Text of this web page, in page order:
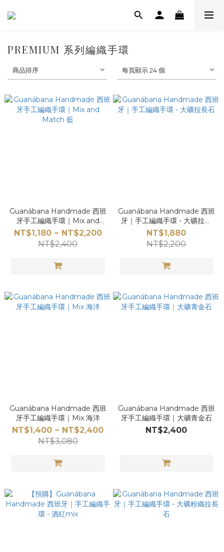
PREMIUM 系列編織手環
商品排序 每頁顯示 24 個
Guanábana Handmade 西班
牙手工編織手環｜Mix and
Match 藍
NT$1,180 ~ NT$2,200
NT$2,400
Guanábana Handmade 西班
牙｜手工編織手環 - 大礦拉長
石
NT$1,880
NT$2,200
Guanábana Handmade 西班
牙手工編織手環｜Mix 海洋
NT$1,400 ~ NT$2,400
NT$3,080
Guanábana Handmade 西班
牙手工編織手環｜大礦青金石
NT$2,400